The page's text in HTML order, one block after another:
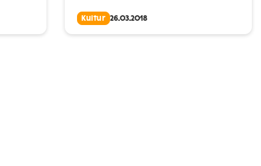
Kultur 26.03.2018